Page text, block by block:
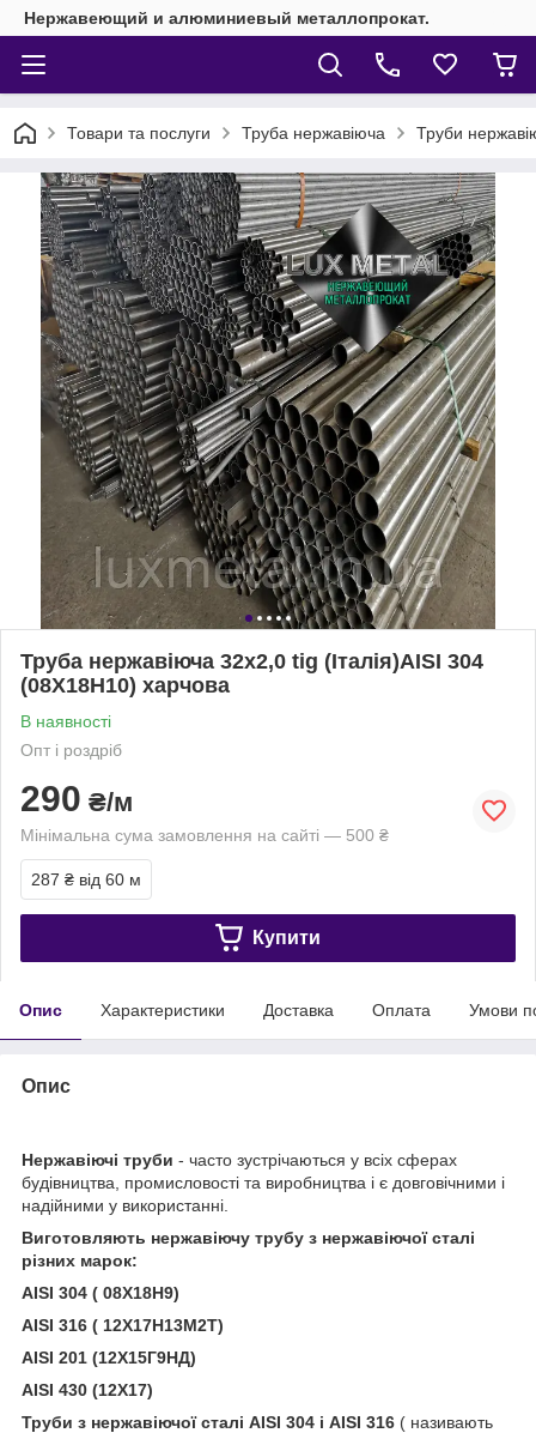
Нержавеющий и алюминиевый металлопрокат.
Товари та послуги Труба нержавіюча Труби
Труба нержавіюча 32х2,0 tig (Італія)AISI 304
(08Х18Н10) харчова
В наявності
Опт і роздріб
290 ₴/м
Мінімальна сума замовлення на сайті — 500 ₴
287 ₴ від 60 м
Купити
Опис Характеристики Доставка Оплата Умови
Опис
Нержавіючі труби - часто зустрічаються у всіх сферах
будівництва, промисловості та виробництва і є довговічними і
надійними у використанні.
Виготовляють нержавіючу трубу з нержавіючої сталі
різних марок:
AISI 304 ( 08Х18Н9)
AISI 316 ( 12Х17Н13М2Т)
AISI 201 (12Х15Г9НД)
AISI 430 (12Х17)
Труби з нержавіючої сталі AISI 304 і AISI 316 ( називають